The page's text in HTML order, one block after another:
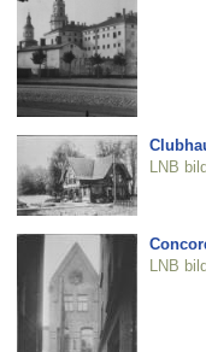
LNB
LNB